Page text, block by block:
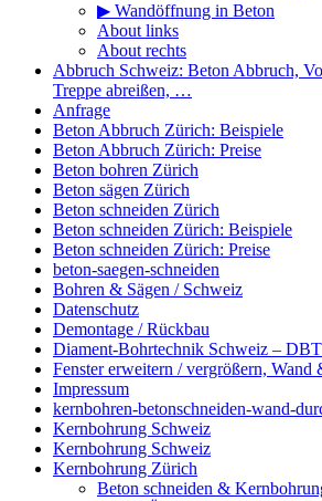
▶ Wandöffnung in Beton
About links
About rechts
Abbruch Schweiz: Beton Abbruch,
Treppe abreißen, …
Anfrage
Beton Abbruch Zürich: Beispiele
Beton Abbruch Zürich: Preise
Beton bohren Zürich
Beton sägen Zürich
Beton schneiden Zürich
Beton schneiden Zürich: Beispiele
Beton schneiden Zürich: Preise
beton-saegen-schneiden
Bohren & Sägen / Schweiz
Datenschutz
Demontage / Rückbau
Diament-Bohrtechnik Schweiz –
Fenster erweitern / vergrößern, Wand
Impressum
kernbohren-betonschneiden-wand-
Kernbohrung Schweiz
Kernbohrung Schweiz
Kernbohrung Zürich
Beton schneiden &